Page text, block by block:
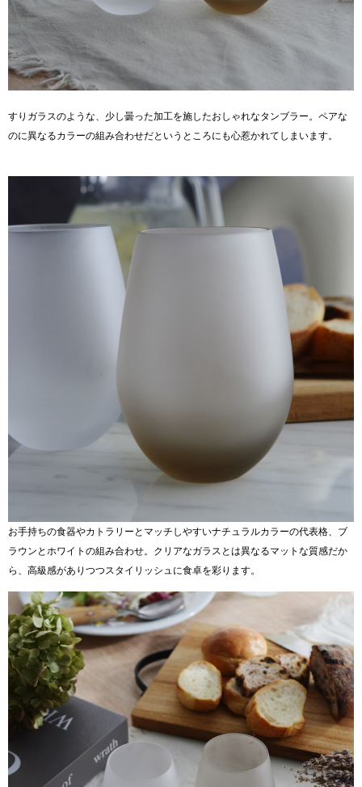
すりガラスのような、少し曇った加工を施したおしゃれなタンブラー。ペアな
のに異なるカラーの組み合わせだというところにも心惹かれてしまいます。
お手持ちの食器やカトラリーとマッチしやすいナチュラルカラーの代表格、ブ
ラウンとホワイトの組み合わせ。クリアなガラスとは異なるマットな質感だか
ら、高級感がありつつスタイリッシュに食卓を彩ります。